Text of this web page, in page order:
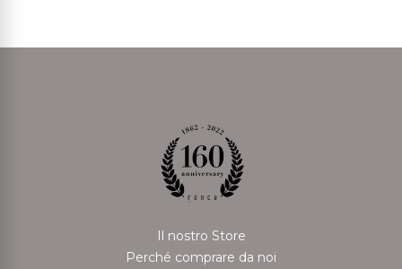
Il nostro Store
Perché comprare da noi